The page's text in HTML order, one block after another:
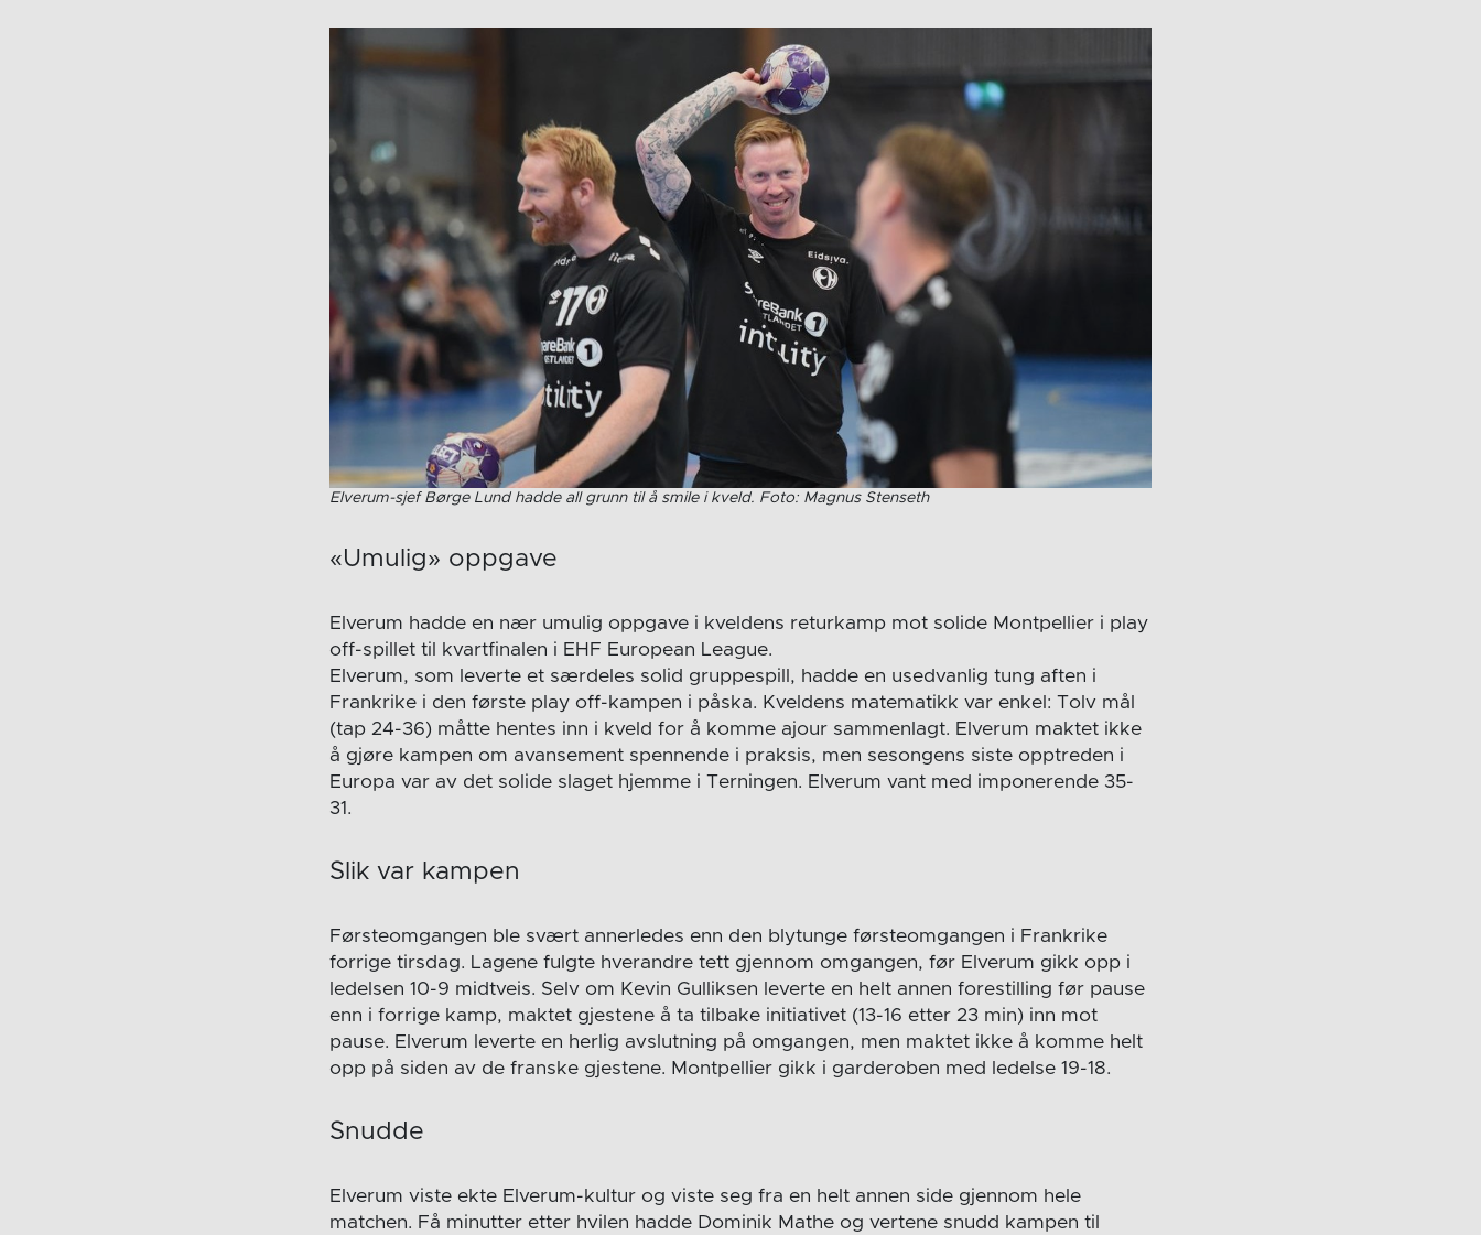
Elverum-sjef Børge Lund hadde all grunn til å smile i kveld. Foto: Magnus Stenseth
«Umulig» oppgave
Elverum hadde en nær umulig oppgave i kveldens returkamp mot solide Montpellier i play
off-spillet til kvartfinalen i EHF European League.
Elverum, som leverte et særdeles solid gruppespill, hadde en usedvanlig tung aften i
Frankrike i den første play off-kampen i påska. Kveldens matematikk var enkel: Tolv mål
(tap 24-36) måtte hentes inn i kveld for å komme ajour sammenlagt. Elverum maktet ikke
å gjøre kampen om avansement spennende i praksis, men sesongens siste opptreden i
Europa var av det solide slaget hjemme i Terningen. Elverum vant med imponerende 35-
31.
Slik var kampen
Førsteomgangen ble svært annerledes enn den blytunge førsteomgangen i Frankrike
forrige tirsdag. Lagene fulgte hverandre tett gjennom omgangen, før Elverum gikk opp i
ledelsen 10-9 midtveis. Selv om Kevin Gulliksen leverte en helt annen forestilling før pause
enn i forrige kamp, maktet gjestene å ta tilbake initiativet (13-16 etter 23 min) inn mot
pause. Elverum leverte en herlig avslutning på omgangen, men maktet ikke å komme helt
opp på siden av de franske gjestene. Montpellier gikk i garderoben med ledelse 19-18.
Snudde
Elverum viste ekte Elverum-kultur og viste seg fra en helt annen side gjennom hele
matchen. Få minutter etter hvilen hadde Dominik Mathe og vertene snudd kampen til